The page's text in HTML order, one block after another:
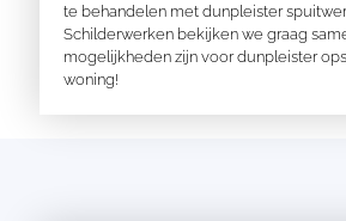
te behandelen met dunpleister
Schilderwerken bekijken we graag
mogelijkheden zijn voor dunpleister
woning!